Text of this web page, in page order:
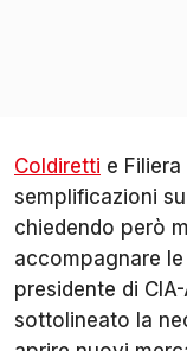
Coldiretti e
semplificazioni
chiedendo però
accompagnare
presidente di
sottolineato la